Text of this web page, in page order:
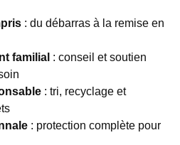
: du débarras à la remise en
familial : conseil et soutien
: tri, recyclage et
: protection complète pour